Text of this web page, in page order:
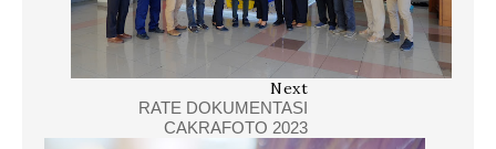
Next
RATE DOKUMENTASI
CAKRAFOTO 2023